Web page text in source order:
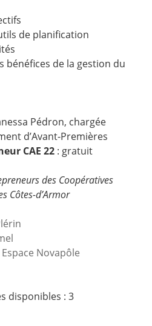
de planification
bénéfices de la gestion du
Pédron, chargée
d’Avant-Premières
CAE 22 : gratuit
des Coopératives
Côtes-d’Armor
Novapôle
disponibles : 3